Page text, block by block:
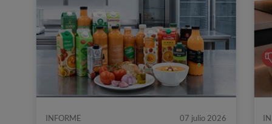
INFORME 07 julio 2026